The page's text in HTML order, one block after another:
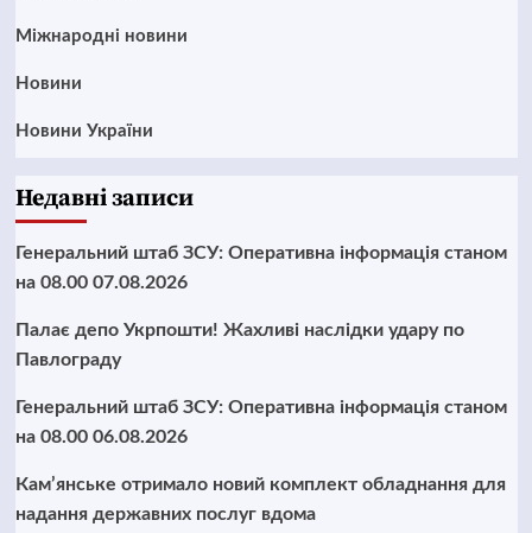
Міжнародні новини
Новини
Новини України
Недавні записи
Генеральний штаб ЗСУ: Оперативна інформація станом
на 08.00 07.08.2026
Палає депо Укрпошти! Жахливі наслідки удару по
Павлограду
Генеральний штаб ЗСУ: Оперативна інформація станом
на 08.00 06.08.2026
Кам’янське отримало новий комплект обладнання для
надання державних послуг вдома